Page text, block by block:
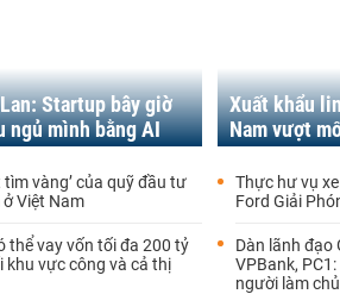
Startup bây giờ
ngủ mình bằng AI
vàng’ của quỹ đầu tư
Việt Nam
thể vay vốn tối đa 200 tỷ
khu vực công và cả thị
Xuất khẩu
Nam vượt
Thực hư vụ
Ford Giải
Dàn lãnh đạo
VPBank,
người làm